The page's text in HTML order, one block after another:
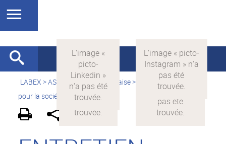
LABEX >ASLAN > Version française>
La science avec et
pour la société
On parle de nous